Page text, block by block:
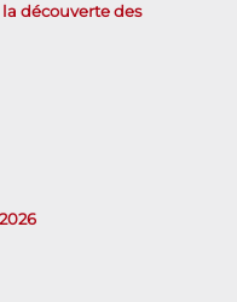
la découverte des